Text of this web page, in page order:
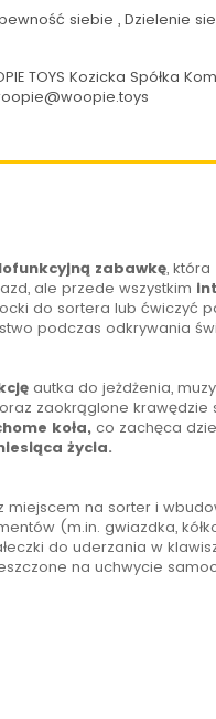
siebie , Dzielenie
TOYS Kozicka Spółka
zabawkę,
ale przede wszystkim
do sortera lub ćwiczyć
podczas odkrywania
autka do jeżdżenia,
zaokrąglone krawędzie
koła,co zachęca
życia.
na sorter i
(m.in. gwiazdka,
do uderzania w
na uchwycie